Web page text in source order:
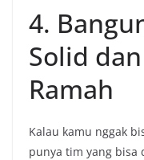
4.
Solid
Ramah
Kalau kamu nggak
punya tim yang bisa